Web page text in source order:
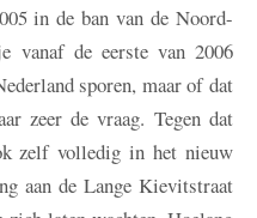
in de ban van de Noord-
vanaf de eerste van 2006
sporen, maar of dat
zeer de vraag. Tegen dat
zelf volledig in het nieuw
aan de Lange Kievitstraat